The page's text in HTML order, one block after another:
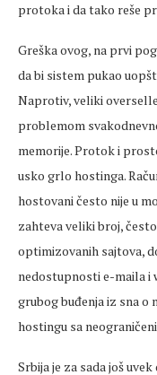
protoka i da tako reše
Greška ovog, na prvi
da bi sistem pukao
Naprotiv, veliki
problemom
memorije. Protok i
usko grlo hostinga.
hostovani često nije u
zahteva veliki broj,
optimizovanih sajtova,
nedostupnosti e-maila i
grubog buđenja iz sna
hostingu sa
Srbija je za sada još